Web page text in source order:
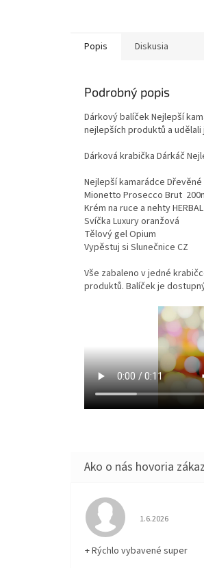
Popis Diskusia
Podrobný popis
Dárkový balíček Nejlepší
nejlepších produktů a
Dárková krabička Dárkáč
Nejlepší kamarádce
Mionetto Prosecco Brut
Krém na ruce a nehty
Svíčka Luxury oranžová
Tělový gel Opium
Vypěstuj si Slunečnice CZ
Vše zabaleno v jedné
produktů. Balíček je
Hodnotenie
1.6.2026
+ Rýchlo vybavené super